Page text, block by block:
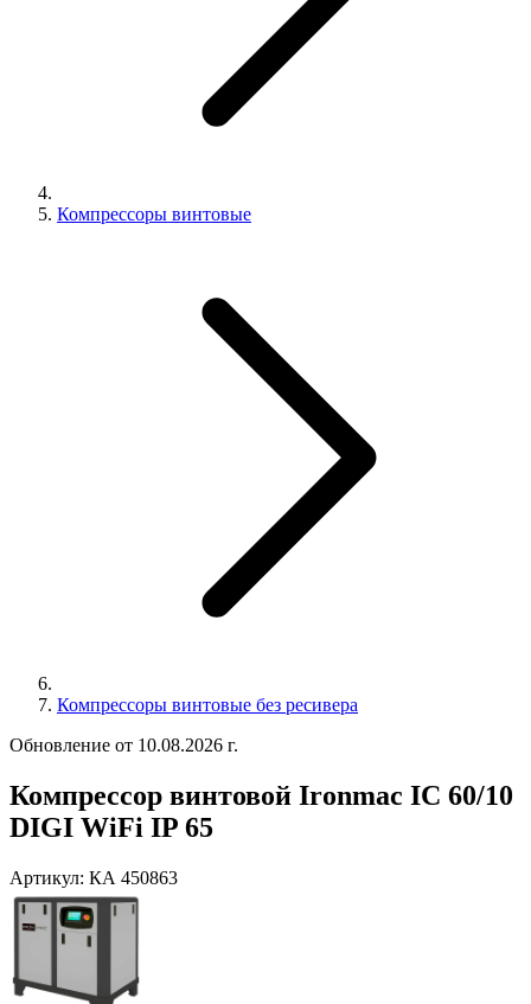
Компрессоры винтовые
Компрессоры винтовые без ресивера
Обновление от 10.08.2026 г.
Компрессор винтовой Ironmac IC 60/10
DIGI WiFi IP 65
Артикул: КА 450863